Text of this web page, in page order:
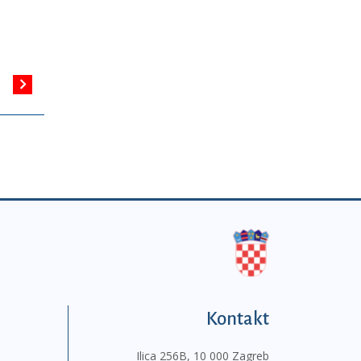
Kontakt
Ilica 256B, 10 000 Zagreb